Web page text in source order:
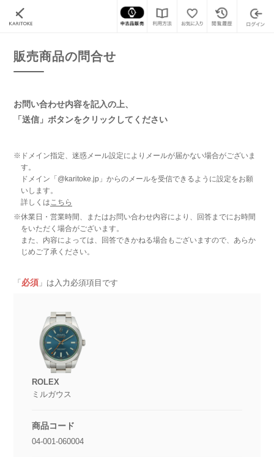
カリトケ 販売商品の問合せ
販売商品の問合せ
お問い合わせ内容を記入の上、
「送信」ボタンをクリックしてください
※ドメイン指定、迷惑メール設定によりメールが届かない場合がございま
す。
ドメイン「@karitoke.jp」からのメールを受信できるように設定をお願
いします。
詳しくはこちら
※休業日・営業時間、またはお問い合わせ内容により、回答までにお時間
をいただく場合がございます。
また、内容によっては、回答できかねる場合もございますので、あらか
じめご了承ください。
「 必須 」は入力必須項目です
ROLEX
ミルガウス
商品コード
04-001-060004